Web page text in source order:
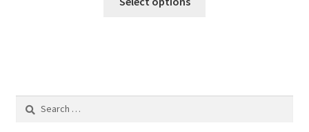
options